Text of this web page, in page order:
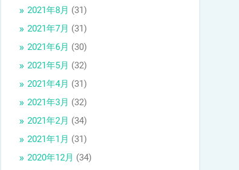
2021年8月 (31)
2021年7月 (31)
2021年6月 (30)
2021年5月 (32)
2021年4月 (31)
2021年3月 (32)
2021年2月 (34)
2021年1月 (31)
2020年12月 (34)